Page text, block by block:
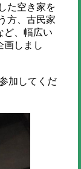
た空き家を
方、古民家
ど、幅広い
画しまし
加してくだ